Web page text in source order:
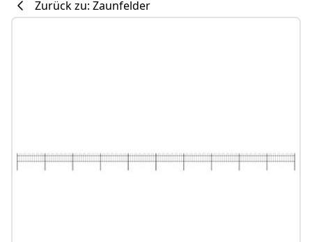
Zurück zu: Zaunfelder